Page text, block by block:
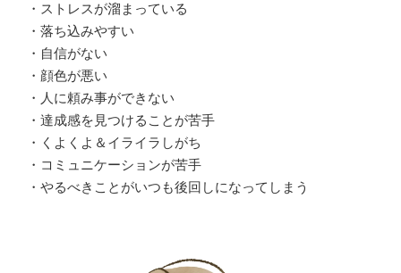
・ストレスが溜まっている
・落ち込みやすい
・自信がない
・顔色が悪い
・人に頼み事ができない
・達成感を見つけることが苦手
・くよくよ＆イライラしがち
・コミュニケーションが苦手
・やるべきことがいつも後回しになってしまう